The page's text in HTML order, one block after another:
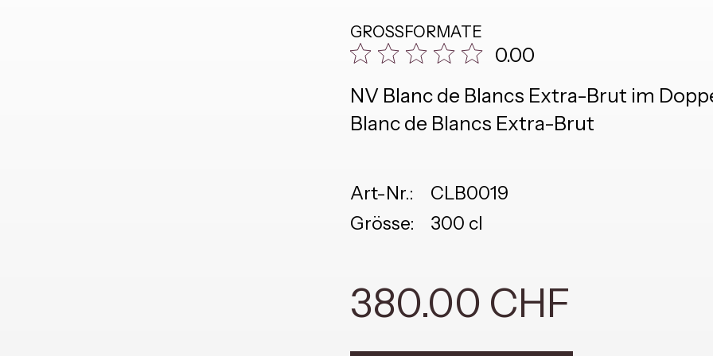
GROSSFORMATE
0.00
NV Blanc de Blancs Extra-Brut im
Blanc de Blancs Extra-Brut
Art-Nr.:
CLB0019
Grösse:
300 cl
380.00 CHF